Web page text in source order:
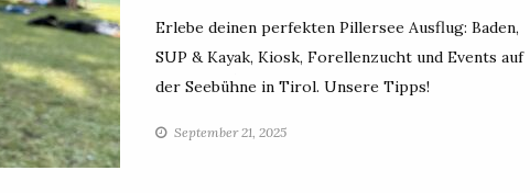
Erlebe deinen perfekten Pillersee Ausflug: Baden,
SUP & Kayak, Kiosk, Forellenzucht und Events auf
der Seebühne in Tirol. Unsere Tipps!
September 21, 2025